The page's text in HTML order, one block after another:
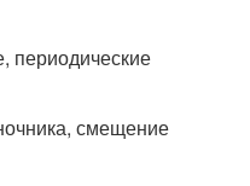
периодические
смещение